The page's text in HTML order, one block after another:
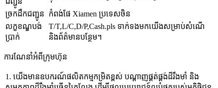
ច្រកដឹកជញ្ជូន
កំពង់ផែ Xiamen ប្រទេសចិន
លក្ខខណ្ឌបង់
ប្រាក់
T/T,L/C,D/P,Cash.pls ទាក់ទងមកយើងសម្រាប់សំណើ
និងព័ត៌មានបន្ថែម។
ការណែនាំអំពីក្រុមហ៊ុន
1. យើងមានឧបករណ៍ផលិតកម្មកម្រិតខ្ពស់ បណ្តាញផ្គត់ផ្គង់ដ៏រឹងមាំ និង